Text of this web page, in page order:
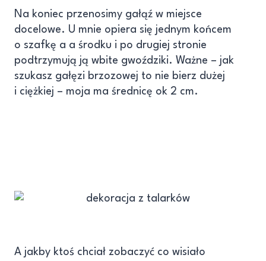
Na koniec przenosimy gałąź w miejsce
docelowe. U mnie opiera się jednym końcem
o szafkę a a środku i po drugiej stronie
podtrzymują ją wbite gwoździki. Ważne – jak
szukasz gałęzi brzozowej to nie bierz dużej
i ciężkiej – moja ma średnicę ok 2 cm.
A jakby ktoś chciał zobaczyć co wisiało